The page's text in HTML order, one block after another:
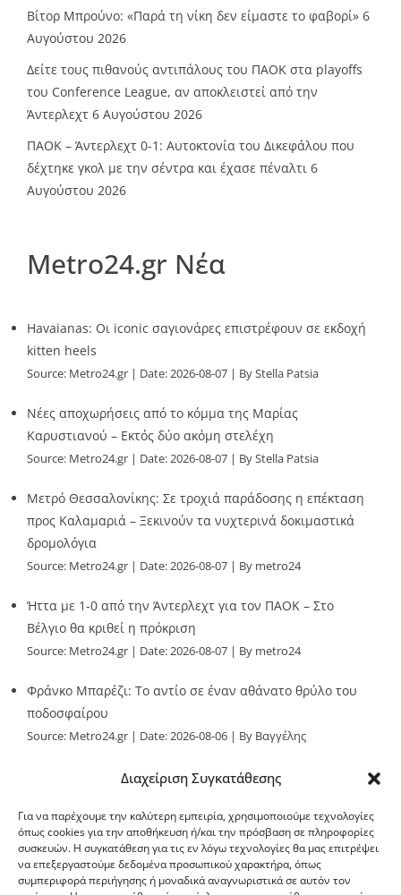
Διαχείριση Συγκατάθεσης
Για να παρέχουμε την καλύτερη εμπειρία, χρησιμοποιούμε τεχνολογίες
όπως cookies για την αποθήκευση ή/και την πρόσβαση σε πληροφορίες
συσκευών. Η συγκατάθεση για τις εν λόγω τεχνολογίες θα μας επιτρέψει
να επεξεργαστούμε δεδομένα προσωπικού χαρακτήρα, όπως
συμπεριφορά περιήγησης ή μοναδικά αναγνωριστικά σε αυτόν τον
Βίτορ Μπρούνο: «Παρά τη νίκη δεν είμαστε το φαβορί» 6
Αυγούστου 2026
Δείτε τους πιθανούς αντιπάλους του ΠΑΟΚ στα playoffs
του Conference League, αν αποκλειστεί από την
Άντερλεχτ 6 Αυγούστου 2026
ΠΑΟΚ – Άντερλεχτ 0-1: Αυτοκτονία του Δικεφάλου που
δέχτηκε γκολ με την σέντρα και έχασε πέναλτι 6
Αυγούστου 2026
Metro24.gr Νέα
Havaianas: Οι iconic σαγιονάρες επιστρέφουν σε εκδοχή
kitten heels
Source: Metro24.gr Date: 2026-08-07 By Stella Patsia
Νέες αποχωρήσεις από το κόμμα της Μαρίας
Καρυστιανού – Εκτός δύο ακόμη στελέχη
Source: Metro24.gr Date: 2026-08-07 By Stella Patsia
Μετρό Θεσσαλονίκης: Σε τροχιά παράδοσης η επέκταση
προς Καλαμαριά – Ξεκινούν τα νυχτερινά δοκιμαστικά
δρομολόγια
Source: Metro24.gr Date: 2026-08-07 By metro24
Ήττα με 1-0 από την Άντερλεχτ για τον ΠΑΟΚ – Στο
Βέλγιο θα κριθεί η πρόκριση
Source: Metro24.gr Date: 2026-08-07 By metro24
Φράνκο Μπαρέζι: Το αντίο σε έναν αθάνατο θρύλο του
ποδοσφαίρου
Source: Metro24.gr Date: 2026-08-06
By Βαγγέλης
G-point.gr